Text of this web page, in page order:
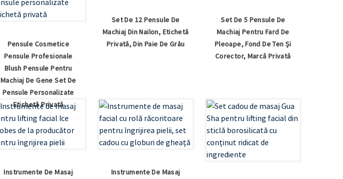
Pensule Cosmetice
Pensule Profesionale
Blush Pensule Pentru
Machiaj De Gene Set De
Pensule Personalizate
Etichetă Privată
Set De 12 Pensule De
Machiaj Din Nailon, Etichetă
Privată, Din Paie De Grâu
Set De 5 Pensule De
Machiaj Pentru Fard De
Pleoape, Fond De Ten Și
Corector, Marcă Privată
Instrumente De Masaj
Instrumente De Masaj